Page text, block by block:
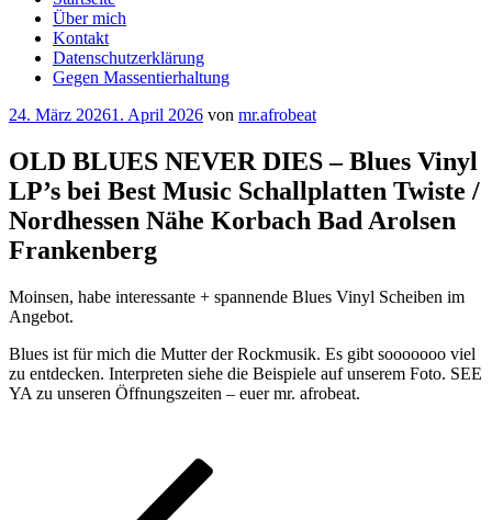
Über mich
Kontakt
Datenschutzerklärung
Gegen Massentierhaltung
Veröffentlicht
24. März 20261. April 2026 von mr.afrobeat
OLD BLUES NEVER DIES – Blues Vinyl
LP’s bei Best Music Schallplatten Twiste /
Nordhessen Nähe Korbach Bad Arolsen
Frankenberg
Moinsen, habe interessante + spannende Blues Vinyl Scheiben im
Angebot.
Blues ist für mich die Mutter der Rockmusik. Es gibt sooooooo viel
zu entdecken. Interpreten siehe die Beispiele auf unserem Foto. SEE
YA zu unseren Öffnungszeiten – euer mr. afrobeat.
Beitragsnavigation